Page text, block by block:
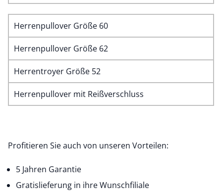
Herrenpullover Größe 60
Herrenpullover Größe 62
Herrentroyer Größe 52
Herrenpullover mit Reißverschluss
Profitieren Sie auch von unseren Vorteilen:
5 Jahren Garantie
Gratislieferung in ihre Wunschfiliale